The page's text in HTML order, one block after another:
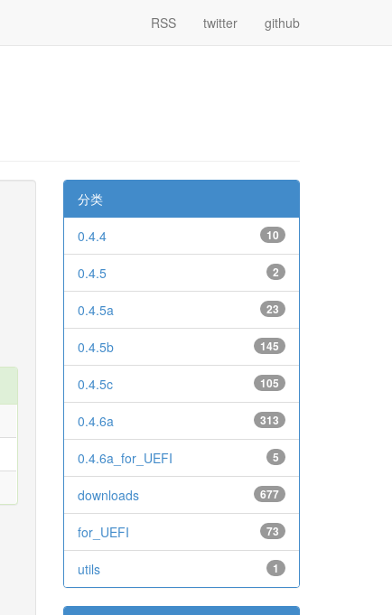
RSS twitter github
分类
10
0.4.4
2
0.4.5
23
0.4.5a
145
0.4.5b
105
0.4.5c
313
0.4.6a
5
0.4.6a_for_UEFI
677
downloads
73
for_UEFI
1
utils